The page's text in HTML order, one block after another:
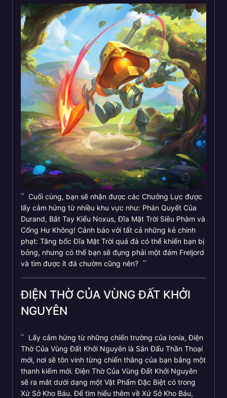
Cuối cùng, bạn sẽ nhận được các Chưởng Lực được
lấy cảm hứng từ nhiều khu vực như: Phán Quyết Của
Durand, Bắt Tay Kiểu Noxus, Đĩa Mặt Trời Siêu Phàm và
Cổng Hư Không! Cảnh báo với tất cả những kẻ chinh
phạt: Tâng bốc Đĩa Mặt Trời quá đà có thể khiến bạn bị
bỏng, nhưng có thể bạn sẽ đụng phải một đám Freljord
và tìm được ít đá chườm cũng nên?
ĐIỆN THỜ CỦA VÙNG ĐẤT KHỞI
NGUYÊN
Lấy cảm hứng từ những chiến trường của Ionia, Điện
Thờ Của Vùng Đất Khởi Nguyên là Sân Đấu Thần Thoại
mới, nơi sẽ tôn vinh từng chiến thắng của bạn bằng một
thanh kiếm mới. Điện Thờ Của Vùng Đất Khởi Nguyên
sẽ ra mắt dưới dạng một Vật Phẩm Đặc Biệt có trong
Xứ Sở Kho Báu. Để tìm hiểu thêm về Xứ Sở Kho Báu,